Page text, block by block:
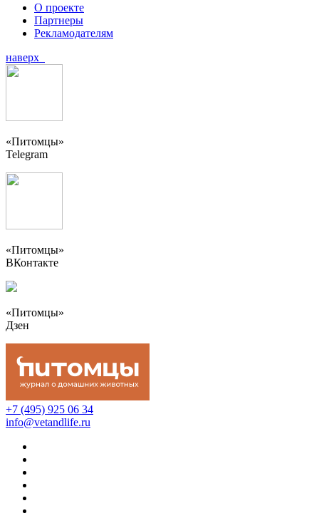
О проекте
Партнеры
Рекламодателям
наверх
«Питомцы»
Telegram
«Питомцы»
ВКонтакте
«Питомцы»
Дзен
+7 (495) 925 06 34
info@vetandlife.ru